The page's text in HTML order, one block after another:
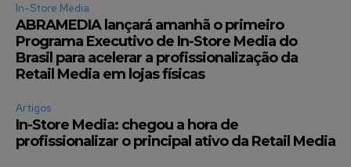
In-Store Media
ABRAMEDIA lançará amanhã o primeiro
Programa Executivo de In-Store Media do
Brasil para acelerar a profissionalização da
Retail Media em lojas físicas
Artigos
In-Store Media: chegou a hora de
profissionalizar o principal ativo da Retail Media